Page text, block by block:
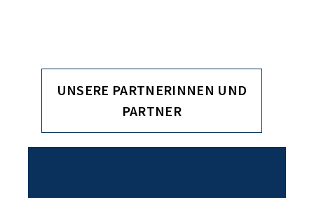
UNSERE PARTNERINNEN UND
PARTNER